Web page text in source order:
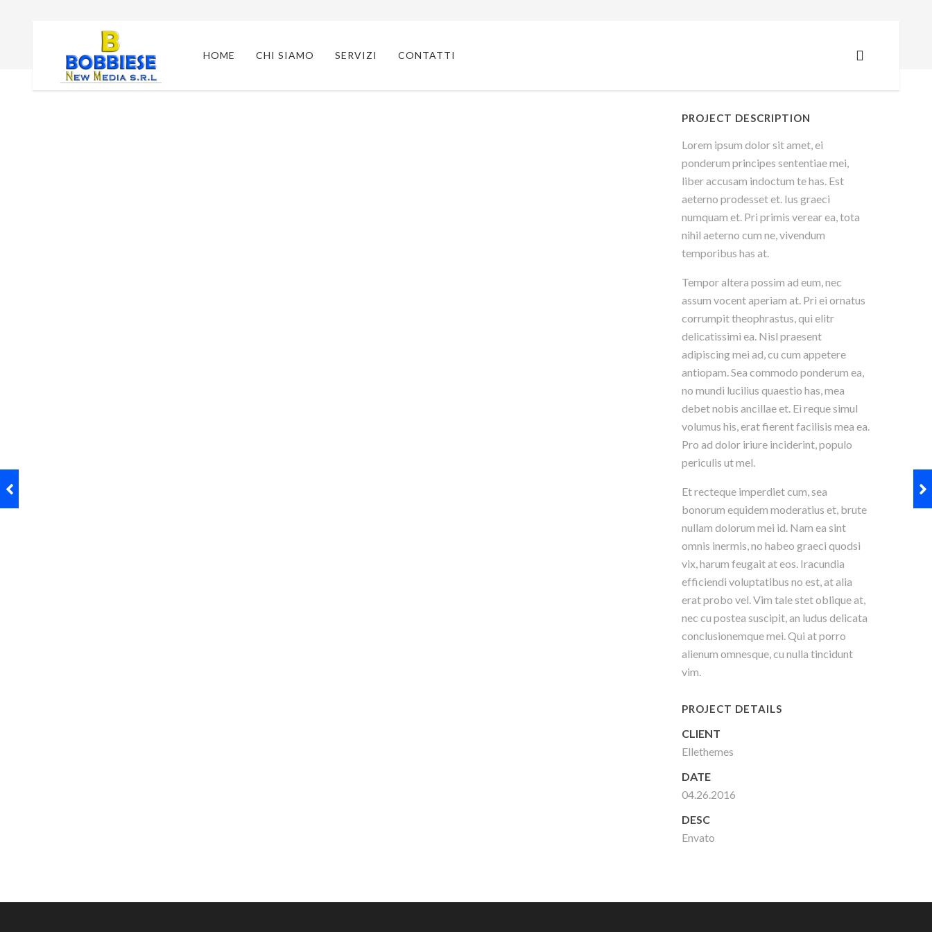
HOME CHI SIAMO SERVIZI CONTATTI
Floating Sidebar Right
PROJECT DESCRIPTION
Lorem ipsum dolor sit amet, ei
ponderum principes sententiae mei,
liber accusam indoctum te has. Est
aeterno prodesset et. Ius graeci
numquam et. Pri primis verear ea, tota
nihil aeterno cum ne, vivendum
temporibus has at.
Tempor altera possim ad eum, nec
assum vocent aperiam at. Pri ei ornatus
corrumpit theophrastus, qui elitr
delicatissimi ea. Nisl praesent
adipiscing mei ad, cu cum appetere
antiopam. Sea commodo ponderum ea,
no mundi lucilius quaestio has, mea
debet nobis ancillae et. Ei reque simul
volumus his, erat fierent facilisis mea ea.
Pro ad dolor iriure inciderint, populo
periculis ut mel.
Et recteque imperdiet cum, sea
bonorum equidem moderatius et, brute
nullam dolorum mei id. Nam ea sint
omnis inermis, no habeo graeci quodsi
vix, harum feugait at eos. Iracundia
efficiendi voluptatibus no est, at alia
erat probo vel. Vim tale stet oblique at,
nec cu postea suscipit, an ludus delicata
conclusionemque mei. Qui at porro
alienum omnesque, cu nulla tincidunt
vim.
PROJECT DETAILS
CLIENT
Ellethemes
DATE
04.26.2016
DESC
Envato